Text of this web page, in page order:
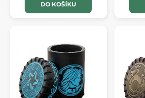
DO KOŠÍKU